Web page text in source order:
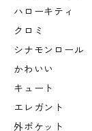
ハローキティ
クロミ
シナモンロール
かわいい
キュート
エレガント
外ポケット